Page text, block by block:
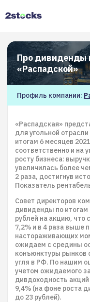
Про дивиденды
«Распадской»
Профиль компании:
«Распадская»
для угольной
итогам 6 месяцев
соответственно и на
росту бизнеса:
увеличилась более
2 раза, достигнув
Показатель
Совет директоров
дивиденды по итогам
рублей на акцию, что
7,2% и в 4 раза выше
настораживающих
ожидаем с средины
конъюнктуры рынков
угля в РФ. По нашим
учетом ожидаемого
дивдоходность
9,4% (на фоне роста
до 23 рублей).